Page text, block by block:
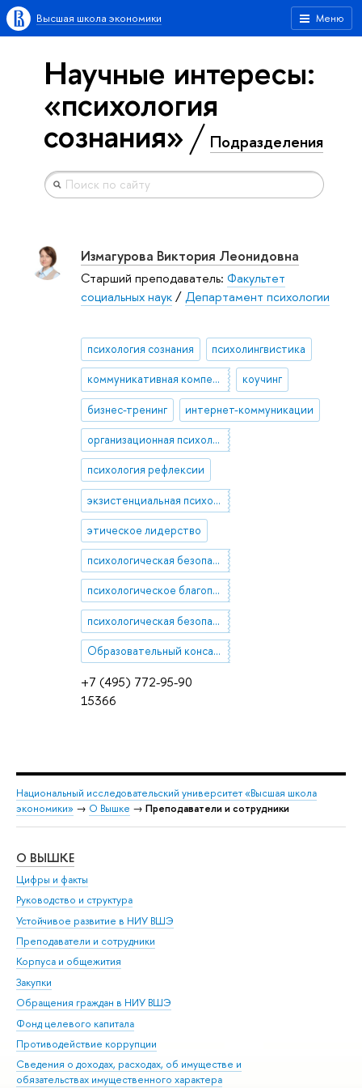
Меню
Высшая школа экономики
Научные интересы:
«психология
сознания» Подразделения
+7 (495) 772-95-90
15366
Измагурова Виктория Леонидовна
Старший преподаватель: Факультет
социальных наук/Департамент психологии
психология сознания психолингвистика
коммуникативная компетентность коучинг
бизнес-тренинг интернет-коммуникации
организационная психология
психология рефлексии
экзистенциальная психология
этическое лидерство
психологическая безопасность среды
психологическое благополучие
психологическая безопасность в образовании
Образовательный консалтинг
Национальный исследовательский университет «Высшая школа
экономики» → О Вышке → Преподаватели и сотрудники
О ВЫШКЕ
Цифры и факты
Руководство и структура
Устойчивое развитие в НИУ ВШЭ
Преподаватели и сотрудники
Корпуса и общежития
Закупки
Обращения граждан в НИУ ВШЭ
Фонд целевого капитала
Противодействие коррупции
Сведения о доходах, расходах, об имуществе и
обязательствах имущественного характера